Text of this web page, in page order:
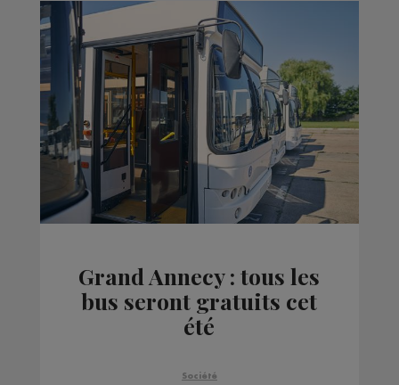
Grand Annecy : tous les
bus seront gratuits cet
été
Société